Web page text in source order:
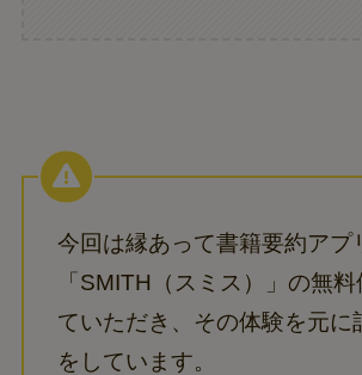
今回は縁あって書籍要約アプ
「SMITH（スミス）」の無
ていただき、その体験を元に
をしています。